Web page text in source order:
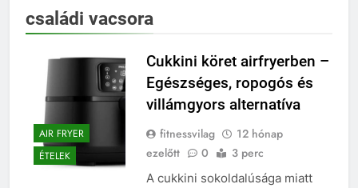
családi vacsora
AIR FRYER
ÉTELEK
Cukkini köret airfryerben –
Egészséges, ropogós és
villámgyors alternatíva
fitnessvilag
12 hónap
ezelőtt
0 3 perc
A cukkini sokoldalúsága miatt